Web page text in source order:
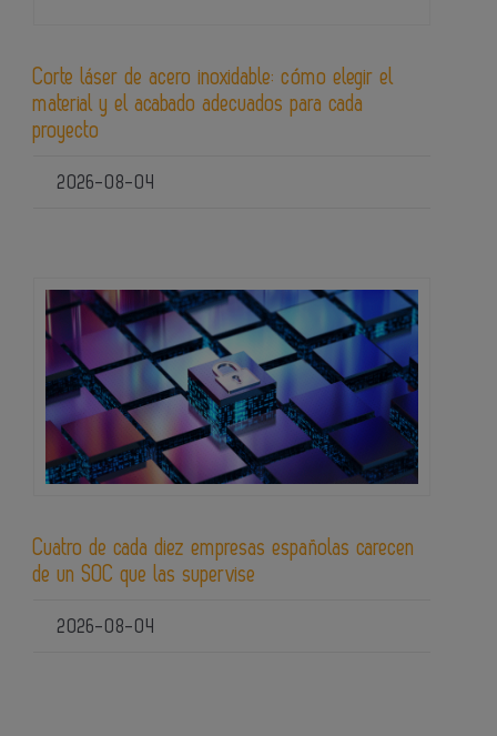
Corte láser de acero inoxidable: cómo elegir el
material y el acabado adecuados para cada
proyecto
2026-08-04
Cuatro de cada diez empresas españolas carecen
de un SOC que las supervise
2026-08-04